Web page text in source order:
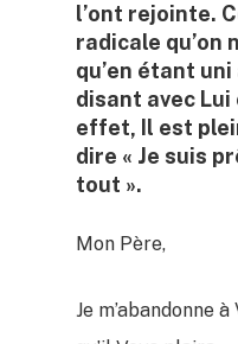
l’ont rejointe.
radicale qu’on
qu’en étant
disant avec Lui
effet, Il est
dire « Je suis
tout ».
Mon Père,
Je m’abandonne